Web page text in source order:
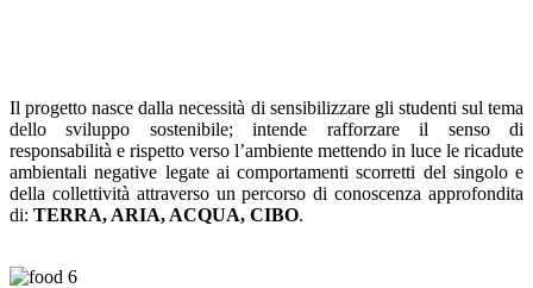
Il progetto nasce dalla necessità di sensibilizzare gli studenti sul tema
dello sviluppo sostenibile; intende rafforzare il senso di
responsabilità e rispetto verso l’ambiente mettendo in luce le ricadute
ambientali negative legate ai comportamenti scorretti del singolo e
della collettività attraverso un percorso di conoscenza approfondita
di: TERRA, ARIA, ACQUA, CIBO.